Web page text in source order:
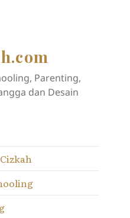
Parenting,
dan Desain